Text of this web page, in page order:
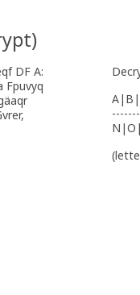
)
DF A:
Fpuvyq